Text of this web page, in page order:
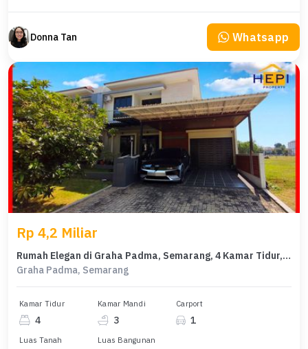
Donna Tan Whatsapp
Rp 4,2 Miliar
Rumah Elegan di Graha Padma, Semarang, 4 Kamar Tidur, LT 240m²
Graha Padma, Semarang
Kamar Tidur
4
Kamar Mandi
3
Carport
1
Luas Tanah Luas Bangunan